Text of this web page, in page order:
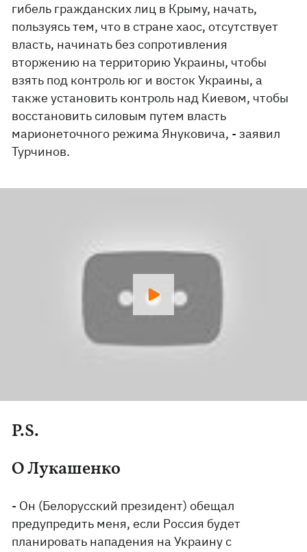
гибель гражданских лиц в Крыму, начать,
пользуясь тем, что в стране хаос, отсутствует
власть, начинать без сопротивления
вторжению на территорию Украины, чтобы
взять под контроль юг и восток Украины, а
также установить контроль над Киевом, чтобы
восстановить силовым путем власть
марионеточного режима Януковича, - заявил
Турчинов.
P.S.
О Лукашенко
- Он (Белорусский президент) обещал
предупредить меня, если Россия будет
планировать нападения на Украину с